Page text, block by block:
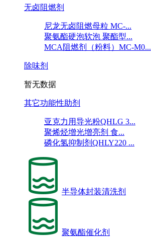
无卤阻燃剂
尼龙无卤阻燃母粒 MC-...
聚氨酯硬泡软泡 聚酯型...
MCA阻燃剂（粉料）MC-M0...
除味剂
暂无数据
其它功能性助剂
亚克力用导光粉QHLG 3...
聚烯烃增光增亮剂 食...
磷化氢抑制剂QHLY220 ...
半导体封装清洗剂
聚氨酯催化剂